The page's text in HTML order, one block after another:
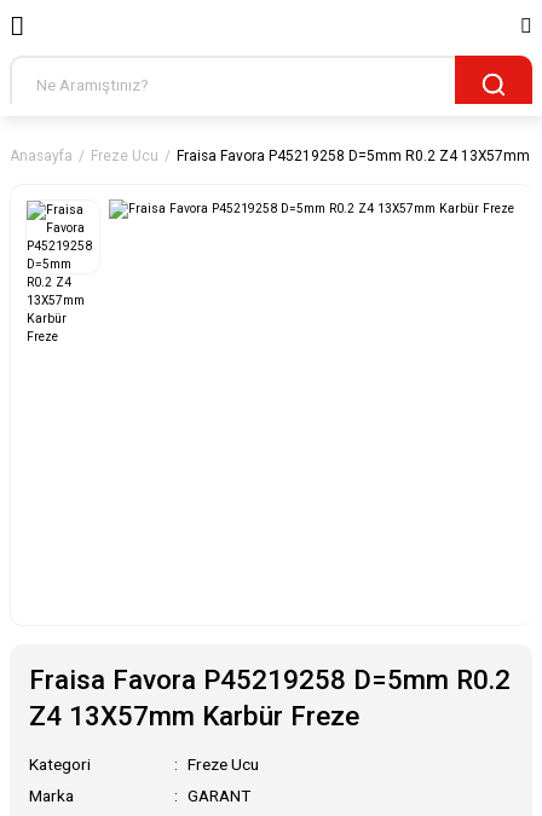
Anasayfa Freze Ucu Fraisa Favora P45219258 D=5mm R0.2 Z4 13X57mm
Fraisa Favora P45219258 D=5mm R0.2
Z4 13X57mm Karbür Freze
Kategori
Freze Ucu
Marka
GARANT